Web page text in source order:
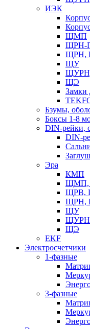
ИЭК
ЩМП
ЩРН-
ЩРН,
ЩУ
ЩЭ
Замки
Бзумы,
Боксы 1-8
DIN-рейки,
DIN-
Эра
КМП
ЩМП,
ЩРВ,
ЩРН,
ЩУ
ЩУРН
ЩЭ
EKF
Электросчетчики
1-фазные
3-фазные